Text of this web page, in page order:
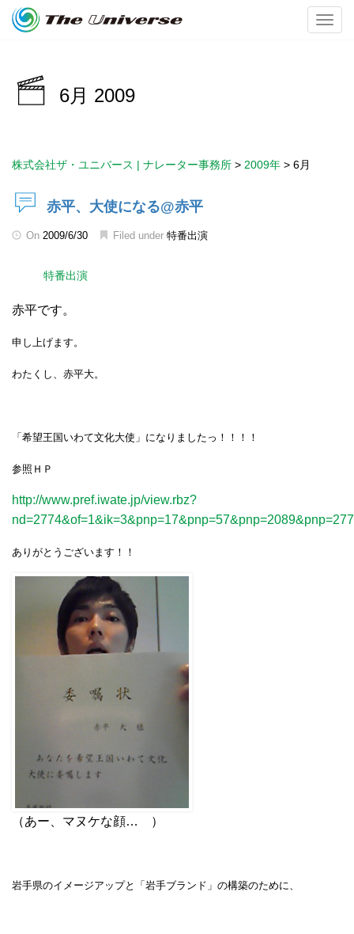
6月 2009
株式会社ザ・ユニバース | ナレーター事務所 > 2009年 > 6月
赤平、大使になる@赤平
On 2009/6/30 Filed under 特番出演
特番出演
赤平です。
申し上げます。
わたくし、赤平大。
「希望王国いわて文化大使」になりましたっ！！！！
参照ＨＰ
http://www.pref.iwate.jp/view.rbz?
ありがとうございます！！
（あー、マヌケな顔… ）
岩手県のイメージアップと「岩手ブランド」の構築のために、